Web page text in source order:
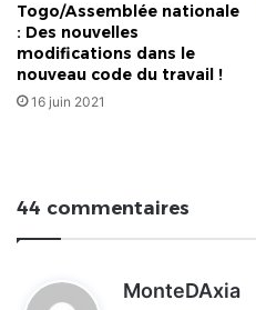
Togo/Assemblée nationale
: Des nouvelles
modifications dans le
nouveau code du travail !
16 juin 2021
44 commentaires
MonteDAxia